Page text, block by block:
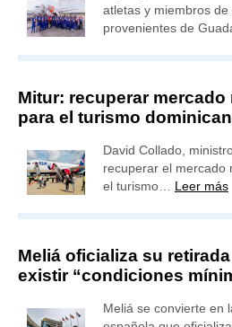
atletas y miembros
provenientes de
Mitur: recuperar mercado
para el turismo
David Collado,
recuperar el mercado
el turismo… Leer más
Meliá oficializa su
existir “condiciones
Meliá se convierte en